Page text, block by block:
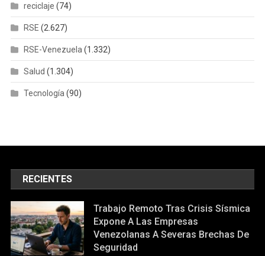
reciclaje (74)
RSE (2.627)
RSE-Venezuela (1.332)
Salud (1.304)
Tecnología (90)
RECIENTES
Trabajo Remoto Tras Crisis Sísmica
Expone A Las Empresas
Venezolanas A Severas Brechas De
Seguridad